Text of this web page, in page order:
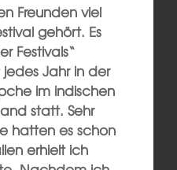
Freunden viel
gehört. Es
Festivals“
Jahr in der
im indischen
statt. Sehr
hatten es schon
erhielt ich